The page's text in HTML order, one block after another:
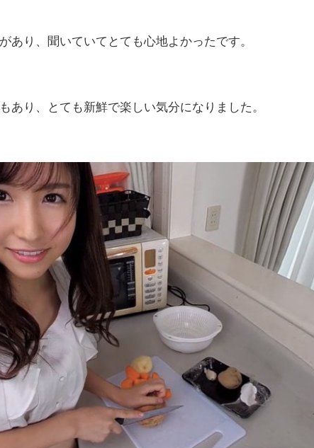
あり、聞いていてとても心地よかったです。
あり、とても新鮮で楽しい気分になりました。